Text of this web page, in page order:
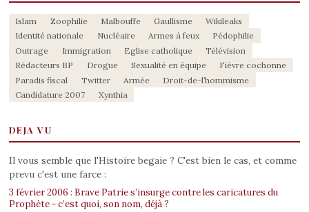
Islam Zoophilie Malbouffe Gaullisme
Wikileaks
Identité nationale
Nucléaire Armes à feux
Pédophilie
Outrage
Immigration Eglise catholique
Télévision
Rédacteurs BP
Drogue Sexualité en équipe
Fièvre cochonne
Paradis fiscal
Twitter Armée
Droit-de-l’hommisme
Candidature 2007
Xynthia
DEJA VU
Il vous semble que l'Histoire begaie ? C'est bien le cas, et comme
prevu c'est une farce :
3 février 2006 : Brave Patrie s’insurge contre les caricatures du
Prophète - c’est quoi, son nom, déjà ?